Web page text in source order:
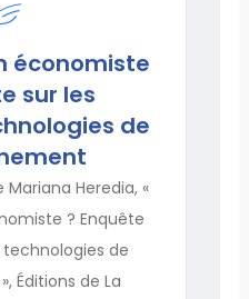
économiste
sur les
de
Heredia, «
? Enquête
de
Éditions de La